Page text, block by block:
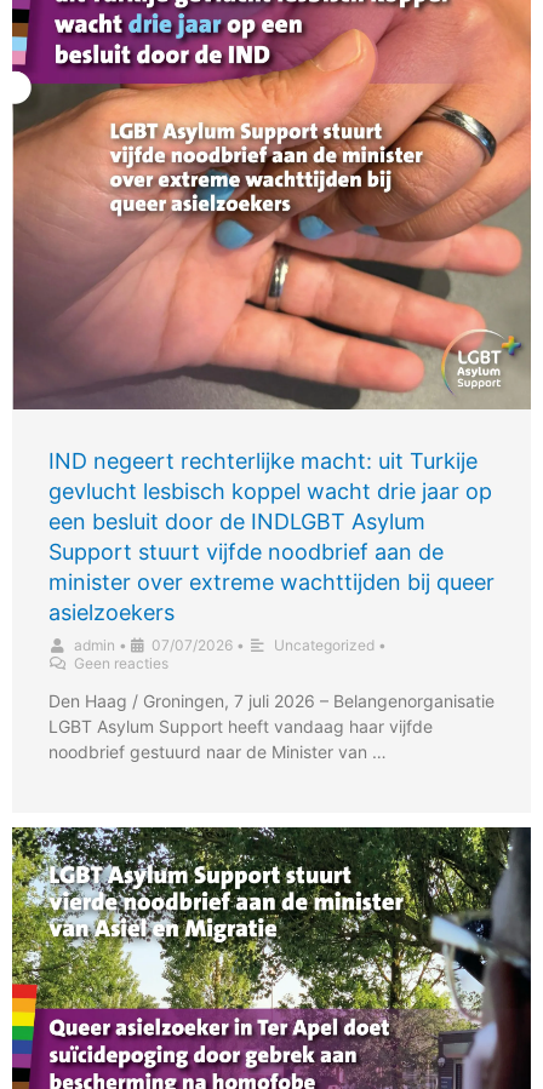
IND negeert rechterlijke macht: uit Turkije
gevlucht lesbisch koppel wacht drie jaar op
een besluit door de INDLGBT Asylum
Support stuurt vijfde noodbrief aan de
minister over extreme wachttijden bij queer
asielzoekers
admin • 07/07/2026 • Uncategorized •
Geen reacties
Den Haag / Groningen, 7 juli 2026 – Belangenorganisatie
LGBT Asylum Support heeft vandaag haar vijfde
noodbrief gestuurd naar de Minister van …